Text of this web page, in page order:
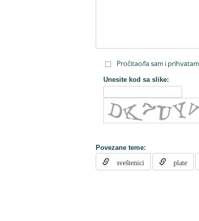
Pročitao/la sam i prihvatam
Unesite kod sa slike:
Povezane teme:
sveštenici plate